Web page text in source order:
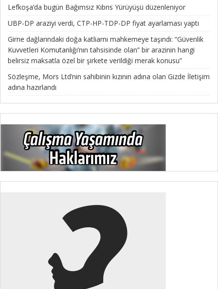
Lefkoşa’da bugün Bağımsız Kıbrıs Yürüyüşü düzenleniyor
UBP-DP araziyi verdi, CTP-HP-TDP-DP fiyat ayarlaması yaptı
Girne dağlarındaki doğa katliamı mahkemeye taşındı: “Güvenlik
Kuvvetleri Komutanlığı’nın tahsisinde olan” bir arazinin hangi
belirsiz maksatla özel bir şirkete verildiği merak konusu”
Sözleşme, Mors Ltd’nin sahibinin kızının adına olan Gizde İletişim
adına hazırlandı